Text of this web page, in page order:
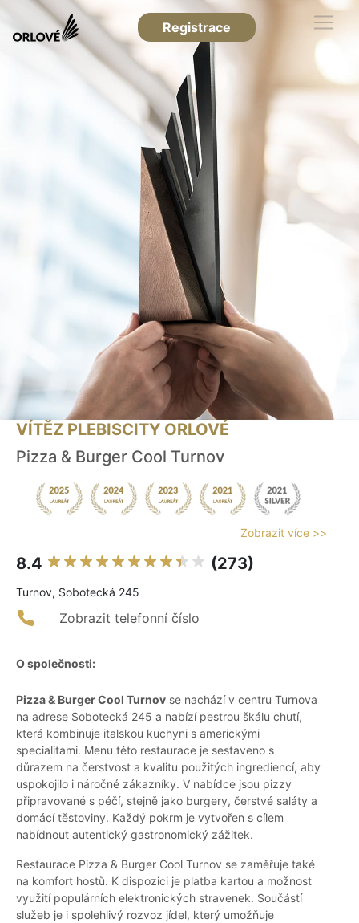
Registrace
VÍTĚZ PLEBISCITY ORLOVÉ
Pizza & Burger Cool Turnov
Zobrazit více >>
8.4 (273)
Turnov, Sobotecká 245
Zobrazit telefonní číslo
O společnosti:
Pizza & Burger Cool Turnov se nachází v centru Turnova
na adrese Sobotecká 245 a nabízí pestrou škálu chutí,
která kombinuje italskou kuchyni s americkými
specialitami. Menu této restaurace je sestaveno s
důrazem na čerstvost a kvalitu použitých ingrediencí, aby
uspokojilo i náročné zákazníky. V nabídce jsou pizzy
připravované s péčí, stejně jako burgery, čerstvé saláty a
domácí těstoviny. Každý pokrm je vytvořen s cílem
nabídnout autentický gastronomický zážitek.
Restaurace Pizza & Burger Cool Turnov se zaměřuje také
na komfort hostů. K dispozici je platba kartou a možnost
využití populárních elektronických stravenek. Součástí
služeb je i spolehlivý rozvoz jídel, který umožňuje